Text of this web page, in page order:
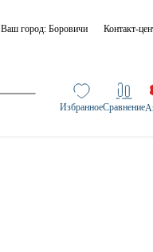
Ваш город: Боровичи Контакт-
ИзбранноеСравнение